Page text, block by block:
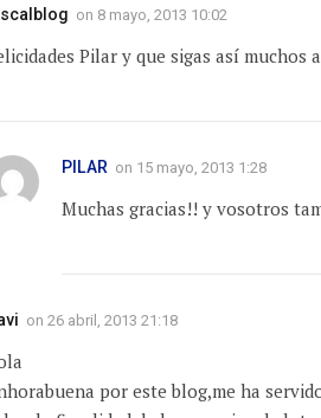
on 8 mayo, 2013 10:02
Pilar y que sigas así
PILAR on 15 mayo, 2013 1:28
Muchas gracias!! y vosotros
on 26 abril, 2013 21:18
por este blog,me ha